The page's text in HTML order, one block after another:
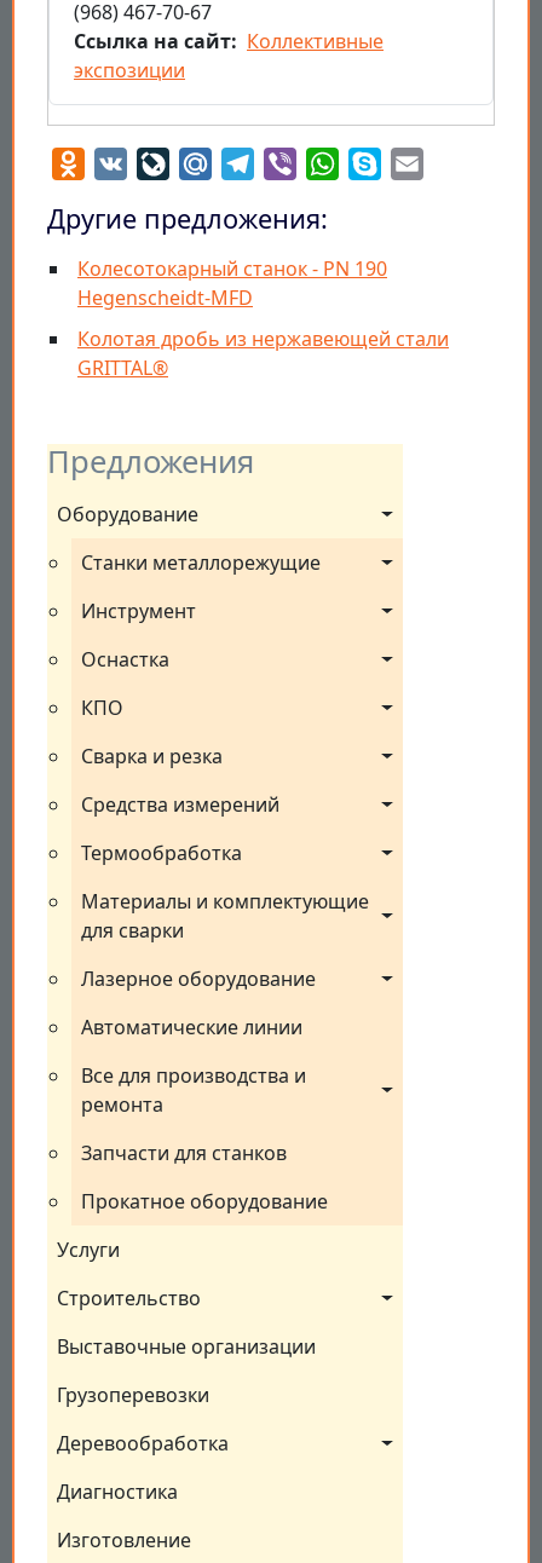
Предложения
Оборудование
Станки металлорежущие
Инструмент
Оснастка
КПО
Сварка и резка
Средства измерений
Термообработка
Материалы и комплектующие
для сварки
Лазерное оборудование
Автоматические линии
Все для производства и
ремонта
Запчасти для станков
Прокатное оборудование
Услуги
Строительство
Выставочные организации
Грузоперевозки
Деревообработка
Диагностика
Изготовление
(968) 467-70-67
Ссылка на сайт
Коллективные
экспозиции
Odnoklassniki
VK LiveJournal
Mail.RuTelegram
Viber WhatsApp
Skype
Другие предложения:
Колесотокарный станок - PN 190
Hegenscheidt-MFD
Колотая дробь из нержавеющей стали
GRITTAL®